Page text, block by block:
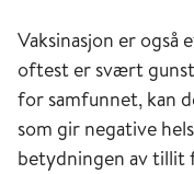
Vaksinasjon er
oftest er svært
for samfunnet, kan
som gir negative
betydningen av tillit